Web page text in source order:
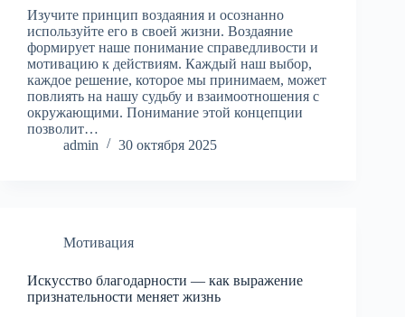
Изучите принцип воздаяния и осознанно
используйте его в своей жизни. Воздаяние
формирует наше понимание справедливости и
мотивацию к действиям. Каждый наш выбор,
каждое решение, которое мы принимаем, может
повлиять на нашу судьбу и взаимоотношения с
окружающими. Понимание этой концепции
позволит…
admin
30 октября 2025
Мотивация
Искусство благодарности — как выражение
признательности меняет жизнь